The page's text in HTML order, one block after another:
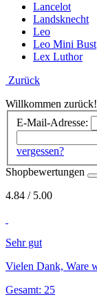
Lancelot
Landsknecht
Leo
Leo Mini Bust
Lex Luthor
Zurück
Willkommen zurück!
E-Mail-Adresse:
vergessen?
Shopbewertungen
4.84 / 5.00
Sehr gut
Vielen Dank, Ware
Gesamt: 25